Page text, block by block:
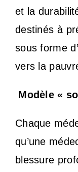
et la
destinés à
sous forme
vers la
Modèle «
Chaque
qu’une
blessure